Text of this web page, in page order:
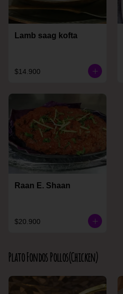
Lamb saag kofta
$14.900
Raan E. Shaan
$20.900
Plato Fondos Pollos(Chicken)